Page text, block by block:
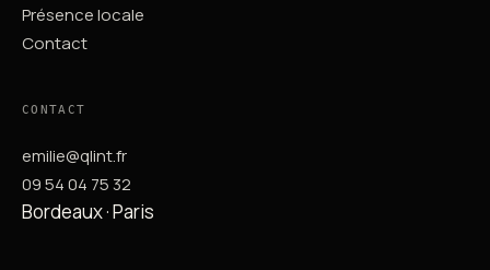
Présence locale
Contact
CONTACT
emilie@qlint.fr
09 54 04 75 32
Bordeaux · Paris